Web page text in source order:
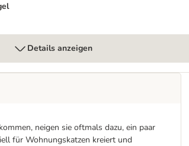
Details anzeigen
neigen sie oftmals dazu, ein paar
für Wohnungskatzen kreiert und